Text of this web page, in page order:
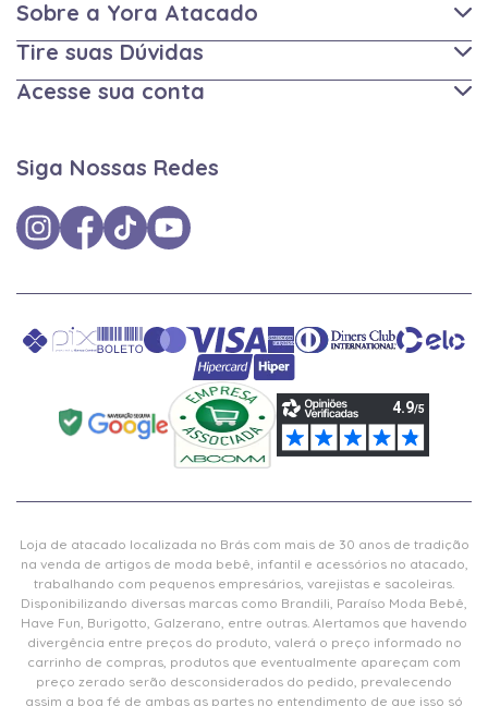
Sobre a Yora Atacado
Tire suas Dúvidas
Acesse sua conta
Siga Nossas Redes
Loja de atacado localizada no Brás com mais de 30 anos de tradição
na venda de artigos de moda bebê, infantil e acessórios no atacado,
trabalhando com pequenos empresários, varejistas e sacoleiras.
Disponibilizando diversas marcas como Brandili, Paraíso Moda Bebê,
Have Fun, Burigotto, Galzerano, entre outras. Alertamos que havendo
divergência entre preços do produto, valerá o preço informado no
carrinho de compras, produtos que eventualmente apareçam com
preço zerado serão desconsiderados do pedido, prevalecendo
assim a boa fé de ambas as partes no entendimento de que isso só